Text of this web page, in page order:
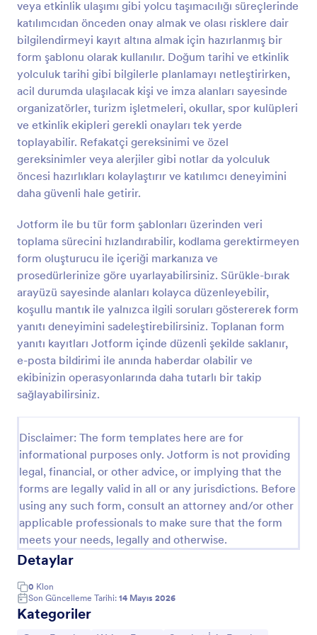
veya etkinlik ulaşımı gibi yolcu taşımacılığı süreçlerinde
katılımcıdan önceden onay almak ve olası risklere dair
bilgilendirmeyi kayıt altına almak için hazırlanmış bir
form şablonu olarak kullanılır. Doğum tarihi ve etkinlik
yolculuk tarihi gibi bilgilerle planlamayı netleştirirken,
acil durumda ulaşılacak kişi ve imza alanları sayesinde
organizatörler, turizm işletmeleri, okullar, spor kulüpleri
ve etkinlik ekipleri gerekli onayları tek yerde
toplayabilir. Refakatçi gereksinimi ve özel
gereksinimler veya alerjiler gibi notlar da yolculuk
öncesi hazırlıkları kolaylaştırır ve katılımcı deneyimini
daha güvenli hale getirir.
Jotform ile bu tür form şablonları üzerinden veri
toplama sürecini hızlandırabilir, kodlama gerektirmeyen
form oluşturucu ile içeriği markanıza ve
prosedürlerinize göre uyarlayabilirsiniz. Sürükle-bırak
arayüzü sayesinde alanları kolayca düzenleyebilir,
koşullu mantık ile yalnızca ilgili soruları göstererek form
yanıtı deneyimini sadeleştirebilirsiniz. Toplanan form
yanıtı kayıtları Jotform içinde düzenli şekilde saklanır,
e-posta bildirimi ile anında haberdar olabilir ve
ekibinizin operasyonlarında daha tutarlı bir takip
sağlayabilirsiniz.
Disclaimer: The form templates here are for
informational purposes only. Jotform is not providing
legal, financial, or other advice, or implying that the
forms are legally valid in all or any jurisdictions. Before
using any such form, consult an attorney and/or other
applicable professionals to make sure that the form
meets your needs, legally and otherwise.
Detaylar
0 Klon
Son Güncelleme Tarihi: 14 Mayıs 2026
Kategoriler
Önizleme
Spor Antrenmanı Sorumluluk Reddi Formu
Spor Antrenmanı Feragatnamesi Formu, spor
kulüpleri ve antrenörlerin katılımcı onaylarını, sağlık
beyanlarını ve acil durum izinlerini online olarak
toplayıp düzenli veri toplama yapmasına yardımcı
olur.
Go to Category:
Aktivite ve Spor Feragat Formları
Şablon Kullan
Önizleme